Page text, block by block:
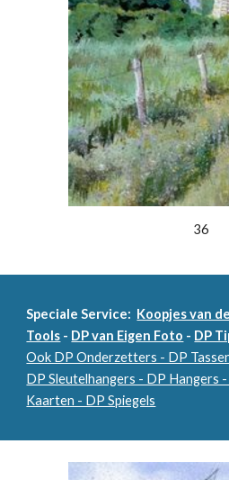
36
Speciale Service: Koopjes van
Tools - DP van Eigen Foto - DP
Ook DP Onderzetters - DP
DP Sleutelhangers - DP Hangers
Kaarten - DP Spiegels